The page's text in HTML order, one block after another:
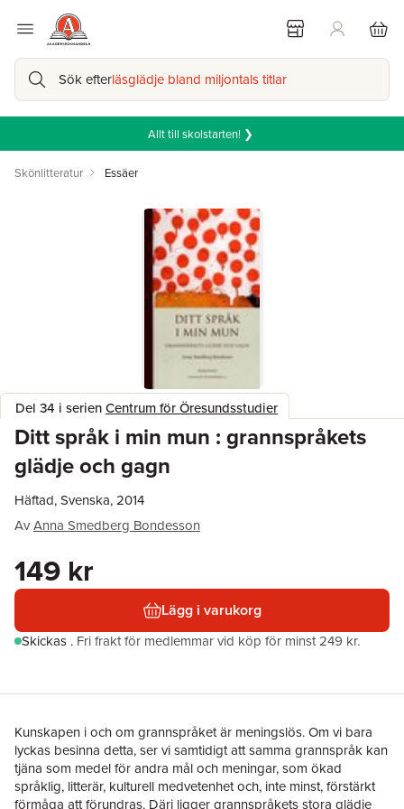
Sök efterläsglädje bland miljontals titlar
Allt till skolstarten! ❯
Skönlitteratur Essäer
Del 34 i serienCentrum för Öresundsstudier
Ditt språk i min mun : grannspråkets
glädje och gagn
Häftad, Svenska, 2014
AvAnna Smedberg Bondesson
149 kr
Lägg i varukorg
Skickas . Fri frakt för medlemmar vid köp för minst 249 kr.
Kunskapen i och om grannspråket är menings­lös. Om vi bara
lyckas besinna detta, ser vi samtidigt att samma grannspråk kan
tjäna som medel för andra mål och meningar, som ökad
språklig, litterär, kulturell medvetenhet och, inte minst, förstärkt
förmåga att förundras. Däri ligger grannspråkets stora glädje